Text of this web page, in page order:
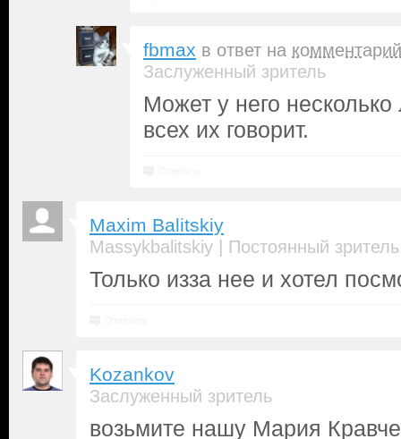
fbmax в ответ на комментарий
Заслуженный зритель
Может у него
всех их говорит.
Maxim Balitskiy
Massykbalitskiy | Постоянный зритель
Только изза нее и хотел
Kozankov
Заслуженный зритель
возьмите нашу Мария